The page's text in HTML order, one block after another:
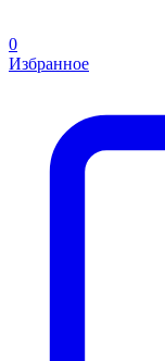
0
Избранное